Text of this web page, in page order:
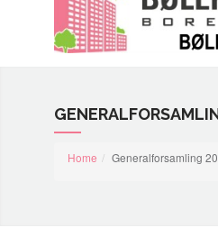
Praktisk informasjon
Home Generalforsamling